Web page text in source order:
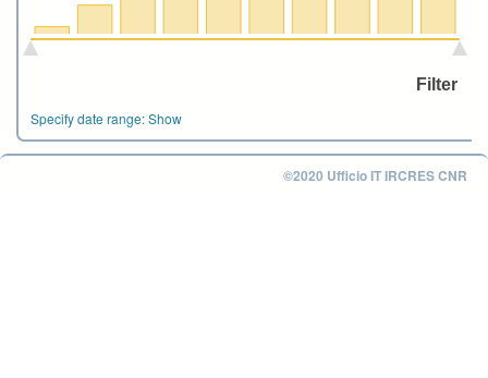
Specify date range:Show
©2020 Ufficio IT IRCRES CNR